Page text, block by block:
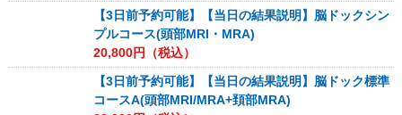
【3日前予約可能】【当日の結果説明】脳ドックシン
プルコース(頭部MRI・MRA)
20,800円（税込）
【3日前予約可能】【当日の結果説明】脳ドック標準
コースA(頭部MRI/MRA+頚部MRA)